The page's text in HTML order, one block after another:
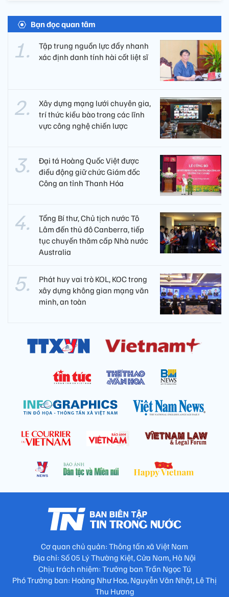
Bạn đọc quan tâm
Tập trung nguồn lực đẩy nhanh
xác định danh tính hài cốt liệt sĩ
Xây dựng mạng lưới chuyên gia,
trí thức kiều bào trong các lĩnh
vực công nghệ chiến lược
Đại tá Hoàng Quốc Việt được
điều động giữ chức Giám đốc
Công an tỉnh Thanh Hóa
Tổng Bí thư, Chủ tịch nước Tô
Lâm đến thủ đô Canberra, tiếp
tục chuyến thăm cấp Nhà nước
Australia
Phát huy vai trò KOL, KOC trong
xây dựng không gian mạng văn
minh, an toàn
Cơ quan chủ quản: Thông tấn xã Việt Nam
Địa chỉ: Số 05 Lý Thường Kiệt, Cửa Nam, Hà Nội
Chịu trách nhiệm: Trưởng ban Trần Ngọc Tú
Phó Trưởng ban: Hoàng Như Hoa, Nguyễn Văn Nhật, Lê Thị
Thu Hương